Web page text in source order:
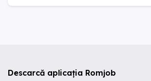
Descarcă aplicația Romjob